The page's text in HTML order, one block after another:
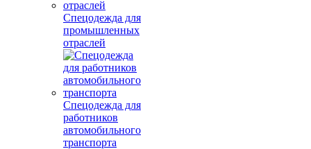
Спецодежда для
промышленных
отраслей
Спецодежда для
работников
автомобильного
транспорта